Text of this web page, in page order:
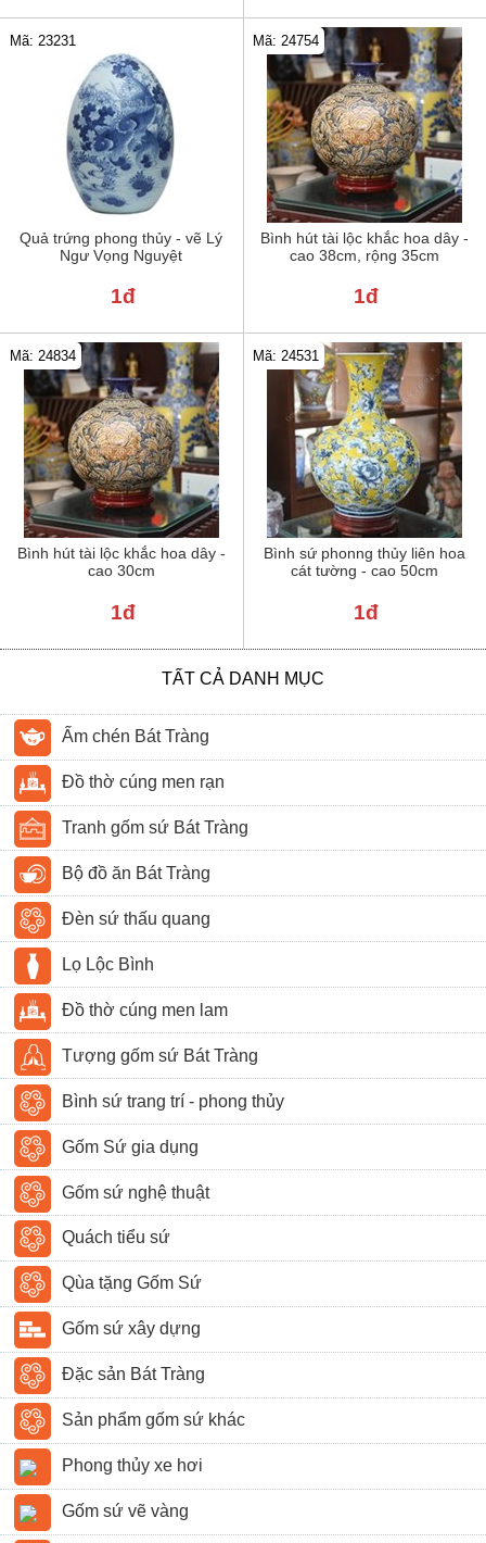
Quả trứng phong thủy - vẽ Lý
Ngư Vọng Nguyệt
Mã: 23231
1đ
Bình hút tài lộc khắc hoa dây -
cao 38cm, rộng 35cm
Mã: 24754
1đ
Bình hút tài lộc khắc hoa dây -
cao 30cm
Mã: 24834
1đ
Bình sứ phonng thủy liên hoa
cát tường - cao 50cm
Mã: 24531
1đ
TẤT CẢ DANH MỤC
Ấm chén Bát Tràng
Đồ thờ cúng men rạn
Tranh gốm sứ Bát Tràng
Bộ đồ ăn Bát Tràng
Đèn sứ thấu quang
Lọ Lộc Bình
Đồ thờ cúng men lam
Tượng gốm sứ Bát Tràng
Bình sứ trang trí - phong thủy
Gốm Sứ gia dụng
Gốm sứ nghệ thuật
Quách tiểu sứ
Qùa tặng Gốm Sứ
Gốm sứ xây dựng
Đặc sản Bát Tràng
Sản phẩm gốm sứ khác
Phong thủy xe hơi
Gốm sứ vẽ vàng